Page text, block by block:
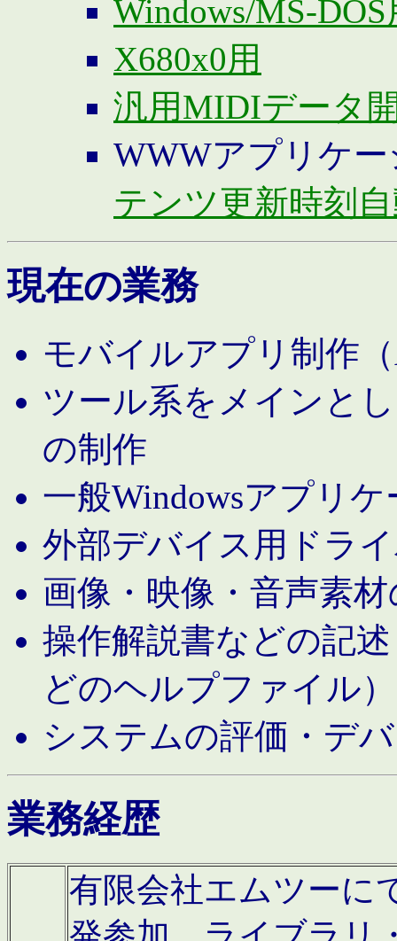
Windows/MS-DOS
X680x0用
汎用MIDIデータ
WWWアプリケ
テンツ更新時刻
現在の業務
モバイルアプリ制作
ツール系をメインと
の制作
一般Windowsアプリ
外部デバイス用ドラ
画像・映像・音声素
操作解説書などの記
どのヘルプファイル）
システムの評価・デ
業務経歴
有限会社エムツーに